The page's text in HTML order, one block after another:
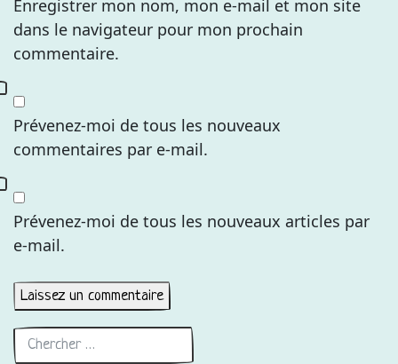
Enregistrer mon nom, mon e-mail et mon site
dans le navigateur pour mon prochain
commentaire.
Prévenez-moi de tous les nouveaux
commentaires par e-mail.
Prévenez-moi de tous les nouveaux articles par
e-mail.